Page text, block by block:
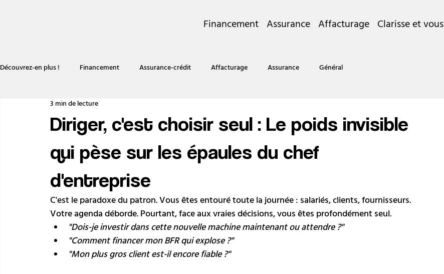
Financement Assurance Affacturage Clarisse et vous
Découvrez-en plus ! Financement Assurance-crédit Affacturage Assurance Général
Diriger, c'est choisir seul : Le poids invisible
qui pèse sur les épaules du chef
d'entreprise
3 min de lecture
C'est le paradoxe du patron. Vous êtes entouré toute la journée : salariés, clients, fournisseurs.
Votre agenda déborde. Pourtant, face aux vraies décisions, vous êtes profondément seul.
"Dois-je investir dans cette nouvelle machine maintenant ou attendre ?"
"Comment financer mon BFR qui explose ?"
"Mon plus gros client est-il encore fiable ?"